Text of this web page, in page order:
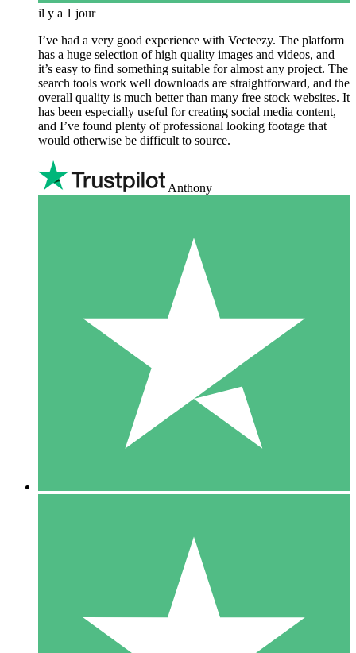
il y a 1 jour
I’ve had a very good experience with Vecteezy. The platform
has a huge selection of high quality images and videos, and
it’s easy to find something suitable for almost any project. The
search tools work well downloads are straightforward, and the
overall quality is much better than many free stock websites. It
has been especially useful for creating social media content,
and I’ve found plenty of professional looking footage that
would otherwise be difficult to source.
Anthony